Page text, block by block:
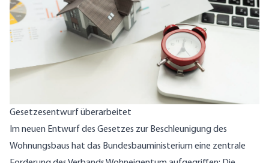
Gesetzesentwurf überarbeitet
Im neuen Entwurf des Gesetzes zur Beschleunigung des
Wohnungsbaus hat das Bundesbauministerium eine zentrale